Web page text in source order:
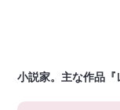
小説家。主な作品『